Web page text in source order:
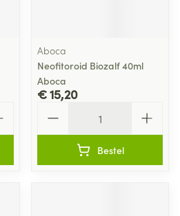
Aboca
Neofitoroid Biozalf 40ml
Aboca
€ 15,20
Bestel